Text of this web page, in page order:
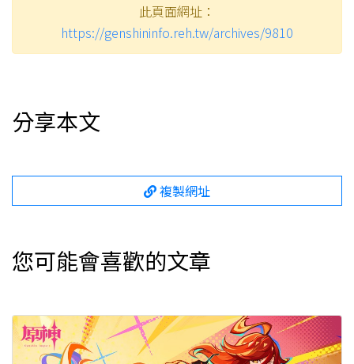
此頁面網址：
https://genshininfo.reh.tw/archives/9810
分享本文
複製網址
您可能會喜歡的文章